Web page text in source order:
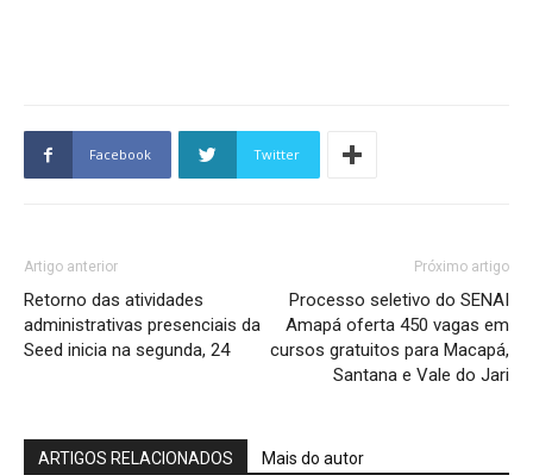
Facebook Twitter
Artigo anterior
Retorno das atividades
administrativas presenciais da
Seed inicia na segunda, 24
Próximo artigo
Processo seletivo do SENAI
Amapá oferta 450 vagas em
cursos gratuitos para Macapá,
Santana e Vale do Jari
ARTIGOS RELACIONADOS Mais do autor